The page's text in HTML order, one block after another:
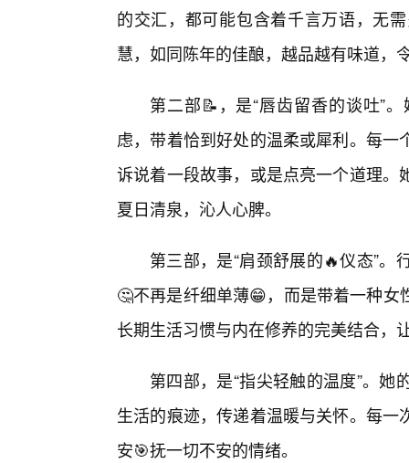
的交汇，都可能包含着千言万语，无
慧，如同陈年的佳酿，越品越有味道，
第二部📝，是“唇齿留香的谈吐”
虑，带着恰到好处的温柔或犀利。每
诉说着一段故事，或是点亮一个道理
夏日清泉，沁人心脾。
第三部，是“肩颈舒展的🔥仪态”
🤔不再是纤细单薄😁，而是带着一种
长期生活习惯与内在修养的完美结合，
第四部，是“指尖轻触的温度”。
生活的痕迹，传递着温暖与关怀。每
安🎯抚一切不安的情绪。